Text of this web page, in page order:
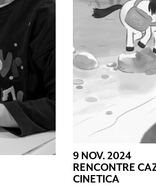
9 NOV. 2024
RENCONTRE
CINETICA